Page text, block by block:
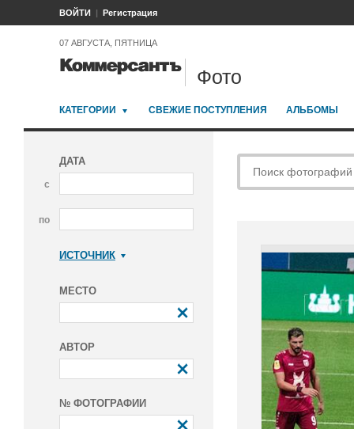
ВОЙТИ Регистрация
07 АВГУСТА, ПЯТНИЦА
Фото
КАТЕГОРИИ СВЕЖИЕ ПОСТУПЛЕНИЯ АЛЬБОМЫ
ДАТА
с
по
ИСТОЧНИК
МЕСТО
АВТОР
№ ФОТОГРАФИИ